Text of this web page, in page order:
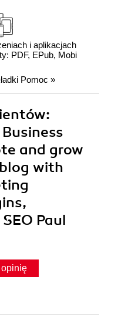
i aplikacjach
PDF, EPub, Mobi
Pomoc »
and grow
with
Paul